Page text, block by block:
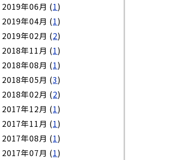
2019年06月 (1)
2019年04月 (1)
2019年02月 (2)
2018年11月 (1)
2018年08月 (1)
2018年05月 (3)
2018年02月 (2)
2017年12月 (1)
2017年11月 (1)
2017年08月 (1)
2017年07月 (1)